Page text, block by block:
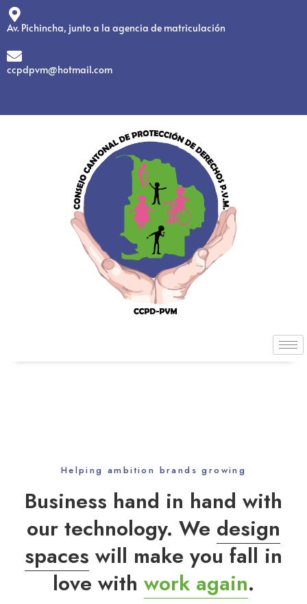
Av. Pichincha, junto a la agencia de matriculación
ccpdpvm@hotmail.com
Helping ambition brands growing
Business hand in hand with
our technology. We design
spaces will make you fall in
love with work again.